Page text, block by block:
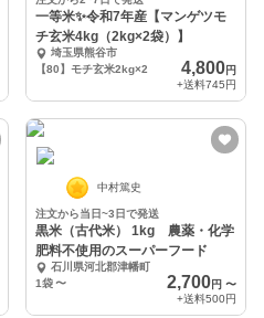
一等米✨令和7年産【マンゲツモ
チ玄米4kg（2kg×2袋）】
埼玉県熊谷市
【80】モチ玄米2kg×2
4,800円
+送料745円
中村篤史
注文から当日~3日で発送
黒米（古代米） 1kg 農薬・化学
肥料不使用のスーパーフード
石川県河北郡津幡町
1袋 〜 2,700円 〜
+送料500円